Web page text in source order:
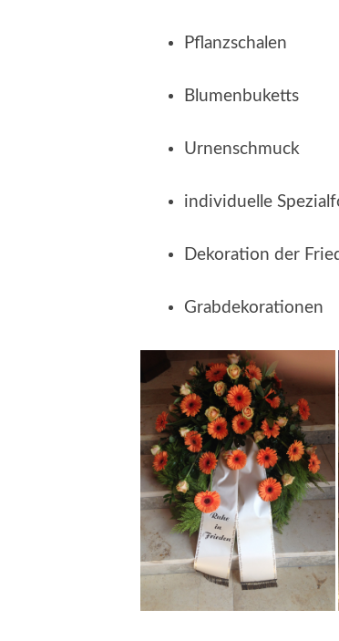
Pflanzschalen
Blumenbuketts
Urnenschmuck
individuelle
Dekoration der
Grabdekorationen